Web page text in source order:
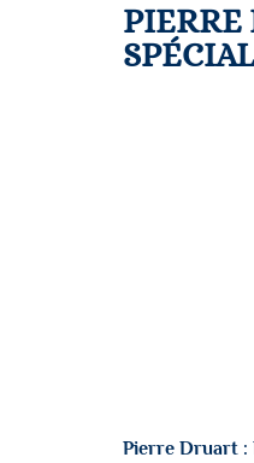
PIERRE
Pierre Druart :